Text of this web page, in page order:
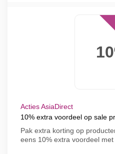
Acties AsiaDirect
10% extra voordeel op sale
Pak extra korting op
eens 10% extra voordeel